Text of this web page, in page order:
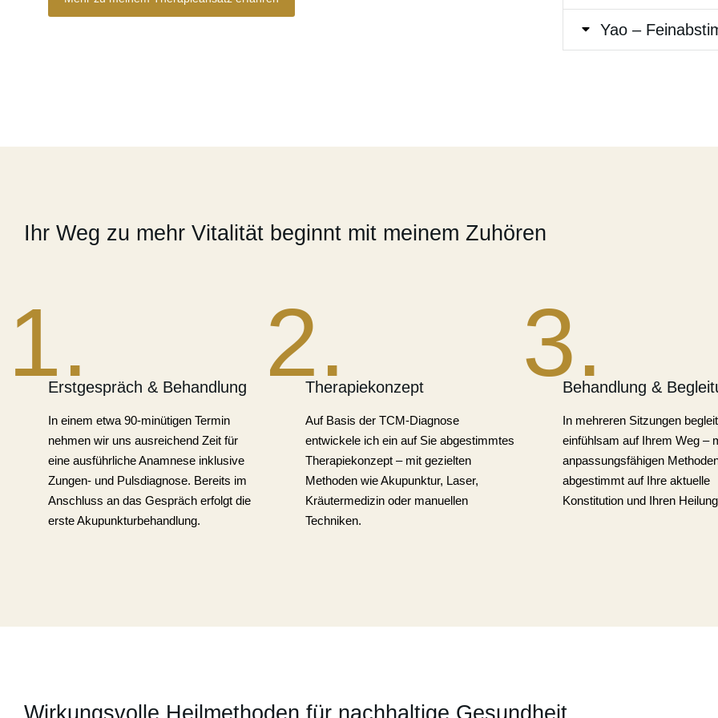
Yao –
Ihr Weg zu mehr Vitalität beginnt mit meinem Zuhören
1.Erstgespräch & Behandlung
In einem etwa 90-minütigen Termin
nehmen wir uns ausreichend Zeit für
eine ausführliche Anamnese inklusive
Zungen- und Pulsdiagnose. Bereits im
Anschluss an das Gespräch erfolgt die
erste Akupunkturbehandlung.
2.Therapiekonzept
Auf Basis der TCM-Diagnose
entwickele ich ein auf Sie abgestimmtes
Therapiekonzept – mit gezielten
Methoden wie Akupunktur, Laser,
Kräutermedizin oder manuellen
Techniken.
3.Behandlung &
In mehreren Sitzungen
einfühlsam auf Ihrem Weg –
anpassungsfähigen
abgestimmt auf Ihre aktuelle
Konstitution und Ihren